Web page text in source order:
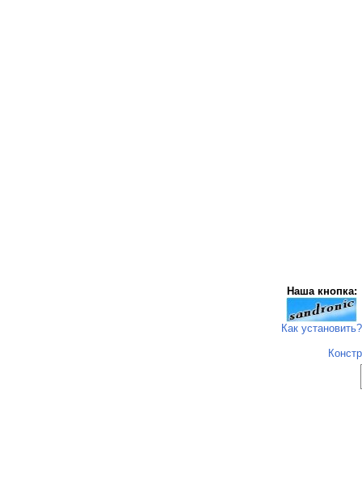
Наша кнопка:
Как установить?